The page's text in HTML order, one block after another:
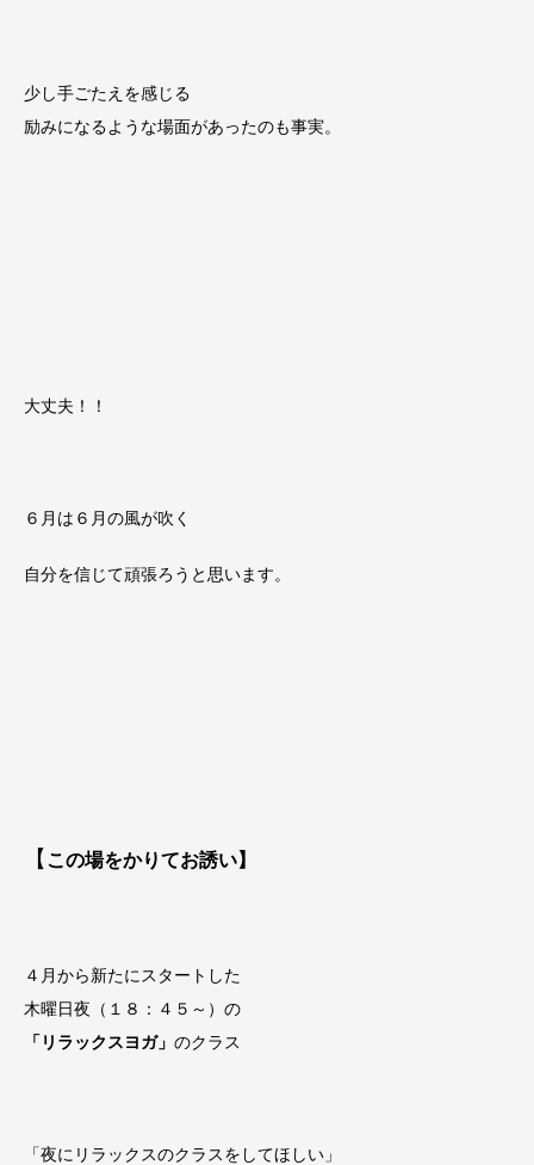
少し手ごたえを感じる
励みになるような場面があったのも事実。
大丈夫！！
６月は６月の風が吹く
自分を信じて頑張ろうと思います。
【 この場をかりてお誘い】
４月から新たにスタートした
木曜日夜（１８：４５～）の
「リラックスヨガ」 のクラス
「夜にリラックスのクラスをしてほしい」